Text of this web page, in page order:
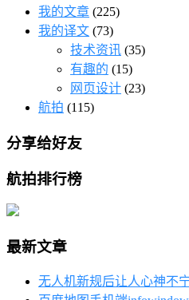
我的文章 (225)
我的译文 (73)
技术资讯 (35)
有趣的 (15)
网页设计 (23)
航拍 (115)
分享给好友
航拍排行榜
最新文章
无人机新规后让人心神不